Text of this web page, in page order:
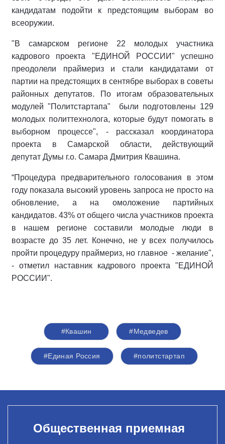
кандидатам подойти к предстоящим выборам во
всеоружии.
"В самарском регионе 22 молодых участника
кадрового проекта "ЕДИНОЙ РОССИИ" успешно
преодолели праймериз и стали кандидатами от
партии на предстоящих в сентябре выборах в советы
районных депутатов. По итогам образовательных
модулей "Политстартапа" были подготовлены 129
молодых политтехнолога, которые будут помогать в
выборном процессе", - рассказал координатора
проекта в Самарской области, действующий
депутат Думы г.о. Самара Дмитрия Квашина.
“Процедура предварительного голосования в этом
году показала высокий уровень запроса не просто на
обновление, а на омоложение партийных
кандидатов. 43% от общего числа участников проекта
в нашем регионе составили молодые люди в
возрасте до 35 лет. Конечно, не у всех получилось
пройти процедуру праймериз, но главное - желание",
- отметил наставник кадрового проекта "ЕДИНОЙ
РОССИИ".
#Квашин #Медведев
#Единая Россия #политстартап
Общественная приемная